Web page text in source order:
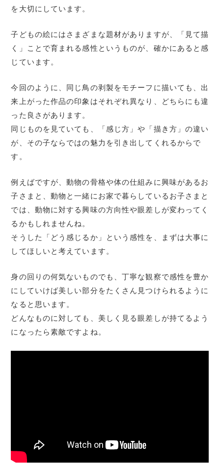
を大切にしています。
子どもの絵にはさまざまな題材がありますが、「見て描
く」ことで育まれる感性というものが、確かにあると感
じています。
今回のように、同じ鳥の剥製をモチーフに描いても、出
来上がった作品の印象はそれぞれ異なり、どちらにも違
った良さがあります。
同じものを見ていても、「感じ方」や「描き方」の違い
が、その子ならではの魅力を引き出してくれるからで
す。
例えばですが、動物の骨格や体の仕組みに興味があるお
子さまと、動物と一緒にお家で暮らしているお子さまと
では、動物に対する興味の方向性や眼差しが変わってく
るかもしれませんね。
そうした「どう感じるか」という感性を、まずは大事に
してほしいと考えています。
身の回りの何気ないものでも、丁寧な観察で感性を豊か
にしていけば美しい部分をたくさん見つけられるように
なると思います。
どんなものに対しても、美しく見る眼差しが持てるよう
になったら素敵ですよね。